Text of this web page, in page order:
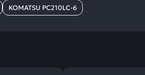
KOMATSU PC210LC-6